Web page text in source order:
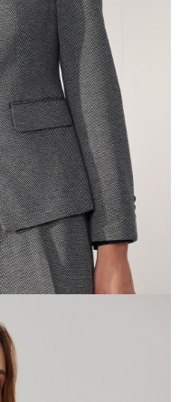
AFTEE 對於個人資料之蒐集、
蒐集、處理及利用告知聲明』
年利率 16% 的逾期滯納金。
監護人之同意方可使用
或欲行使相關法律權利，請聯
上開所示之個人資料，連同必
蒐集處理利用您的個人資